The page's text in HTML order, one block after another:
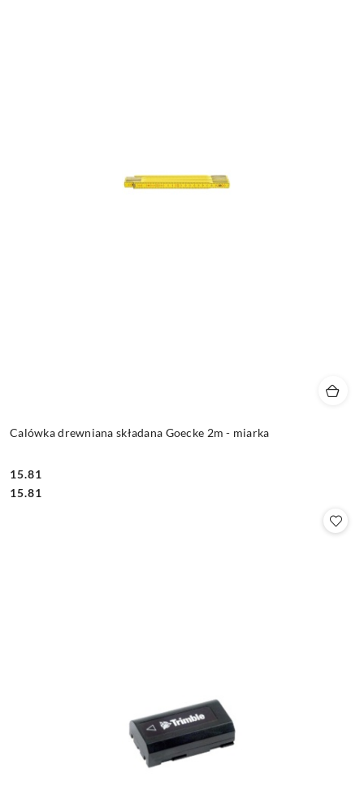
Calówka drewniana składana Goecke 2m - miarka
Cena:
15.81
Cena:
15.81